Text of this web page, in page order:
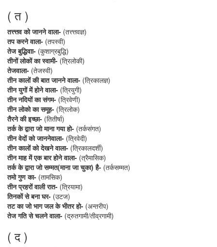
( त )
तत्त्त्तव को जानने वाला- (तत्त्त्तवज्ञ)
तप करने वाला- (तपस्वी)
तेज बुद्धिवाा- (कुशाग्रबुद्धि)
तीनों लोकों का स्वामी- (त्रिलोकी)
तेजवाला- (तेजस्वी)
तीन कालों की बात जानने वाला- (त्रिकालज्ञ)
तीन युगों में होने वाला- (त्रियुगी)
तीन नदियों का संगम- (त्रिवेणी)
तीन लोको का समूह- (त्रिलोक)
तैरने की इच्छा- (तितीर्षा)
तर्क के द्वारा जो माना गया हो- (तर्कसंगत)
तीन वेदों को जाननेवाला- (त्रिवेदी)
तीन कालों को देखने वाला- (त्रिकालदर्शी)
तीन माह में एक बार होने वाला- (त्रैमासिक)
तर्क के द्वारा जो सम्मत(माना जा चुका) है- (तर्कसम्मत)
तमो गुण का- (तामसिक)
तीन प्रहरों वाली रात- (त्रियामा)
तिनकों से बना घर- (उटज)
तट का जो भाग जल के भीतर हो- (अन्तरीप)
तेज गति से चलने वाला- (द्रुतगामी/तीव्रगामी)
( द )